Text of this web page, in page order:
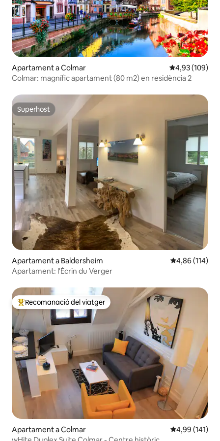
Apartament a Colmar 4,93 de
4,93 (109)
Colmar: magnífic apartament (80 m2) en residència 2
Superhost
Superhost
Apartament a Baldersheim 4,86 de
4,86 (114)
Apartament: l'Écrin du Verger
Principals recomanacions dels viatgers
Recomanació del viatger
Apartament a Colmar 4,99 de
4,99 (141)